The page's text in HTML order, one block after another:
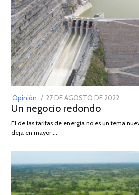
Opinión
POSTED
ON
27 DE AGOSTO DE 2022
DE
Un negocio redondo
El de las tarifas de energía no es un tema
deja en mayor …